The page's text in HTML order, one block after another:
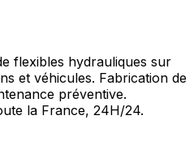
flexibles hydrauliques sur
et véhicules. Fabrication de
préventive.
la France, 24H/24.